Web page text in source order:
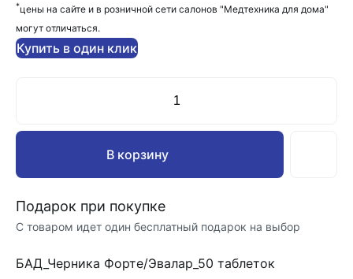
*цены на сайте и в розничной сети салонов "Медтехника для дома"
могут отличаться.
Купить в один клик
В корзину
Подарок при покупке
С товаром идет один бесплатный подарок на выбор
БАД_Черника Форте/Эвалар_50 таблеток